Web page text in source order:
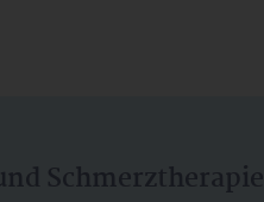
Schmerztherapie